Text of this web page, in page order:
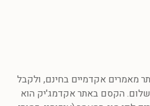
מאמרים אקדמיים בחינם, ולקבל
הקסם באתר אקדמג'יק הוא